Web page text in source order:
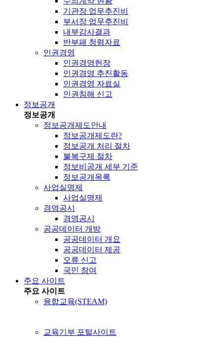
기관장 업무추진비
부서장 업무추진비
내부감사결과
반부패 청렴자료
인권경영
인권경영헌장
인권경영 추진활동
인권경영 자료실
인권침해 신고
정보공개
정보공개
정보공개제도안내
정보공개제도란?
정보공개 처리 절차
불복구제 절차
정보비공개 세부 기준
정보공개목록
사업실명제
사업실명제
경영공시
경영공시
공공데이터 개방
공공데이터 개요
공공데이터 제공
오류 신고
국민 참여
주요 사이트
주요 사이트
융합교육(STEAM)
교육기부 포털사이트